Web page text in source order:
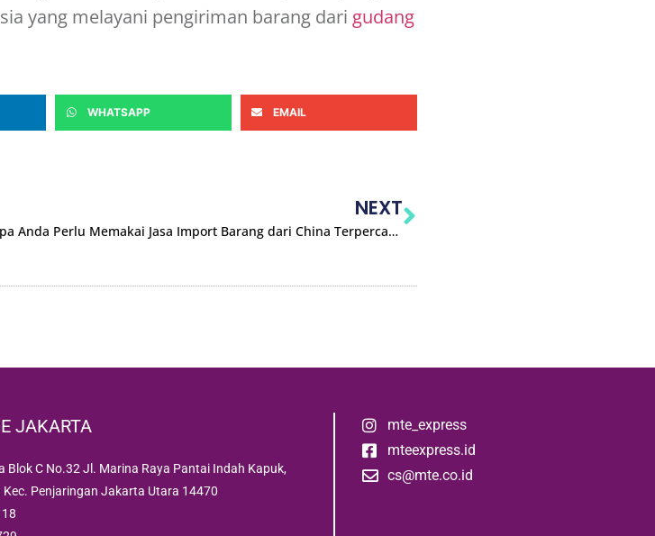
yang melayani pengiriman barang dari gudang
WHATSAPP EMAIL
NEXT
Mengapa Anda Perlu Memakai Jasa Import Barang dari China Terpercaya?
JAKARTA
Blok C No.32 Jl. Marina Raya Pantai Indah Kapuk,
Kec. Penjaringan Jakarta Utara 14470
mte_express
mteexpress.id
cs@mte.co.id